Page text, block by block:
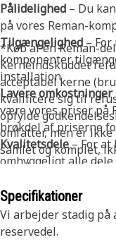
Pålidelighed – Du
på vores Reman-
Tilgængelighed– For
komponenter
installation
Lavere omkostninger
være vores priser på
brøkdel af priserne
Kvalitetsdele– For at
omhyggeligt alle
til Caterpillar-
Vigtige opdateringer
så du får det nyeste
*Køb af en Reman-
Kerneindskuddet
acceptabel kerne
kvalificere sig til
opfylde
omfatter, men er
samlet og komplet,
overdreven rust eller
Godkendelse af
kompliceret –
oplysninger.
Specifikationer
Vi arbejder stadig
reservedel.